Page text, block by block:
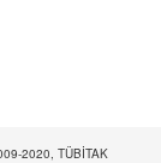
2020, TÜBİTAK